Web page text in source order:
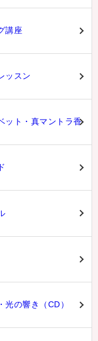
講座
ッスン
ット・真マントラ香
の響き（CD）